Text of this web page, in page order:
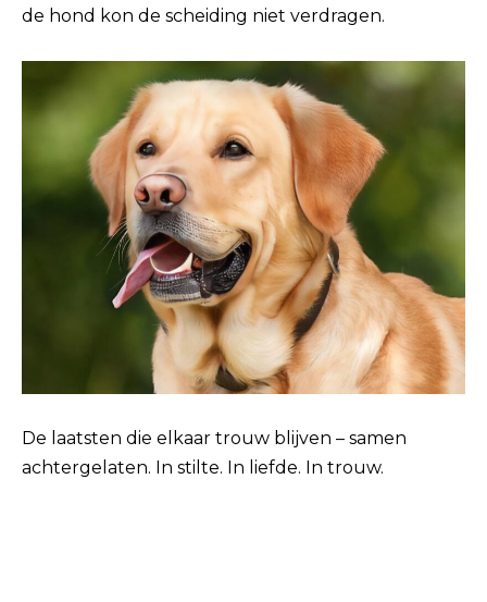
de hond kon de scheiding niet verdragen.
De laatsten die elkaar trouw blijven – samen
achtergelaten. In stilte. In liefde. In trouw.